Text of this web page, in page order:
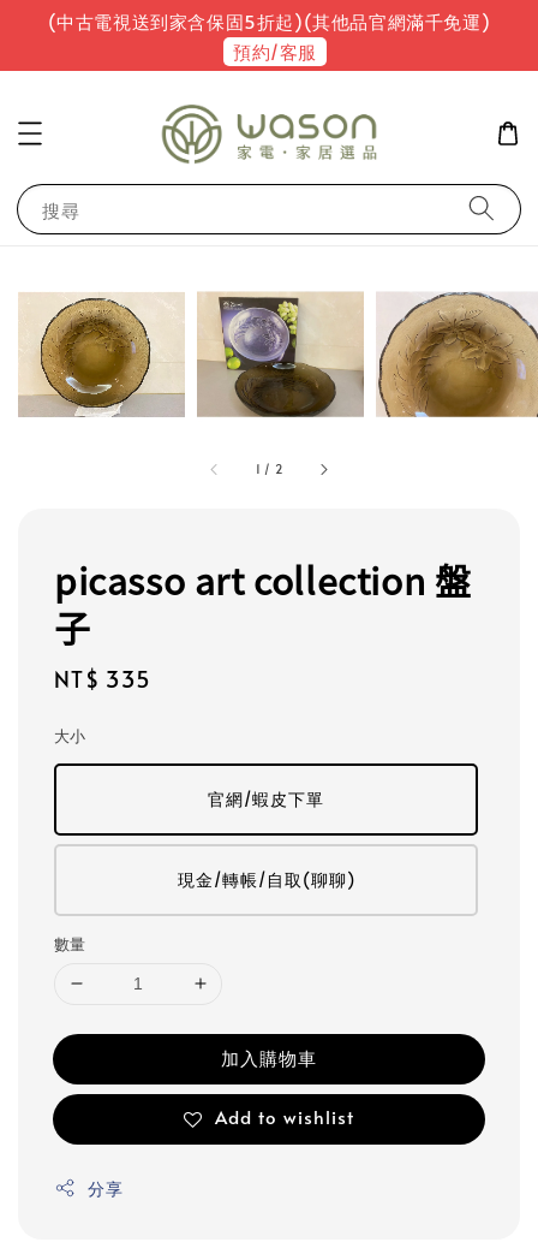
(中古電視送到家含保固5折起)(其他品官網滿千免運)
預約/客服
搜尋
1 / 2
picasso art collection 盤
子
Regular
NT$ 335
大小
官網/蝦皮下單
現金/轉帳/自取(聊聊)
數量
加入購物車
Add to wishlist
分享